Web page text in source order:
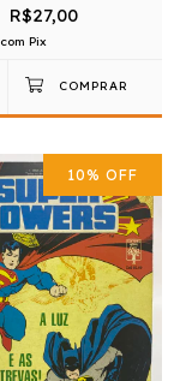
R$27,00
com Pix
10% OFF